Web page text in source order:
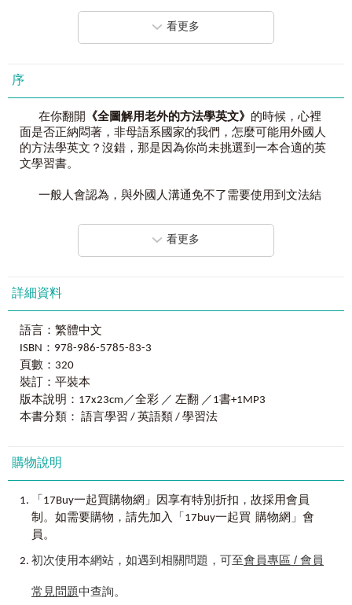
、會話讓你一次學會！
特點2：生活情境搭配萬用句型
每個場合都開口大聲說，這就是老外自然而然能開口說英文
的方式！
特點3：文法重點搭配醒目筆記
念，這才是老外學英文的方式！
專業外師親錄英語例句MP3
反覆聽外國人說英文的腔調、快慢、節奏、語氣，這不是老
外說英文的方式那什麼才是？！
聽聽老外的意見，再一次下定決心學好英文吧
生，但他們的共同點是，好像永遠學不會英文！台灣的孩子
多半單字片語背了再背，學了一堆文法卻不會應用。希望讀
者能透過《
的圖解和例句解說，一定可以幫助他們真正學會英文！（32
歲，Mexico，英語補習班老師）
久，有從小學開始、甚至有人幼稚園就在學！我非常驚訝，
因為雖然他們都學那麼久了，卻沒幾個人能真正和我對話。
最初，我很困惑，直到我開始教其他學生、做語言交換，我
才了解是為什麼！台灣的學生，除了上課、補習，其他時間
多半用不到英文，沒有應用在生活上，難怪都說不出口！其
實他們只需要多多試著在生活中用上英文，就可以把學到的
都變成自己的！（20歲，U.S.A.，英語家教及語言交換）
Unit4吃飽後該做的事Check, please!
血拚去Go Shopping
Unit2萬能店員 We can do everything
Unit4售後心得 After you bought...
Chapter3慶祝時間Let’s Celebrate!
Unit1東方節慶Eastern festivals
Unit2西方慶典 Western holidays
Unit3全世界都瘋慶祝 Party time
Unit1來場刺激的 Excited games
Chapter5健康好重要The most important thing
Unit1 到處都在痛 Get hurt
Unit2 心痛的感覺 See the doctor
Unit3 用藥須注意 Medicine & Prescription
Unit4 健康愛顧好 Last but not least
Chapter6快樂上學去Go to School
Unit1 我要考第一名First place in my class
Unit3 學校這個地方 The place called school
Unit4各種重大日子 Calender
Chapter7馬路如虎口Terrible traffic
Unit1行人要注意Watch out
Unit2駕駛要小心 Be careful
Unit4特殊交通方式 Special way to somewhere
Chapter8教你財源滾滾來Make lots of money
看更多
序
在你翻開 《全圖解用老外的方法學英文》 的時候，心裡
面是否正納悶著，非母語系國家的我們，怎麼可能用外國人
的方法學英文？沒錯，那是因為你尚未挑選到一本合適的英
文學習書。
一般人會認為，與外國人溝通免不了需要使用到文法結
對吧？根據西方語言學家的調查，英文的口說句子中，單字
數量以不要超過20個較優。若是句子過長，聽者有可能因為
無法專注，而漏聽了1、2個單字，而這1、2個單字很可能便
化的第一步驟，就是以耳熟能詳的字彙來替代複雜難懂的單
口。
《全圖解用老外的方法學英文》
1.實境聯想
2.「單字」+「單字」
3.勇敢開口說
4.融入生活
到外國人不再只能勉強擠出一句「Sorry, I don’t know.」，然
後產生無法應答的窘境。只需要照著《全圖解用老外的方法
學英文》
的練習方式，一定能讓你一句接著一句地清楚且流
利地表達。
《全圖解用老外的方法學英文》
食衣住行等最受歡迎的情境主題；每一個主題下再按情境分
彩圖解說明。你只需將主題中的關鍵字彙替換至相關的英文
看更多
詳細資料
語言：繁體中文
ISBN：978-986-5785-83-3
頁數：320
裝訂：平裝本
版本說明：17x23cm／全彩 ／ 左翻 ／1書+1MP3
本書分類： 語言學習 / 英語類 / 學習法
購物說明
「17Buy一起買購物網」因享有特別折扣 ， 故採用會員
制 。 如需要購物 ， 請先加入「17buy一起買 購物網」會
員。
初次使用本網站，如遇到相關問題，可至會員專區 / 會員
常見問題中查詢。